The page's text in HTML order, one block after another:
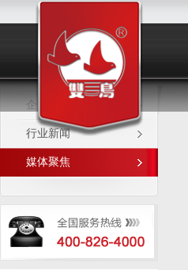
媒体聚焦
企业新闻
行业新闻
媒体聚焦